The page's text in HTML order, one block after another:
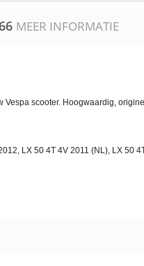
MEER INFORMATIE
Vespa scooter. Hoogwaardig,
LX 50 4T 4V 2011 (NL), LX 50